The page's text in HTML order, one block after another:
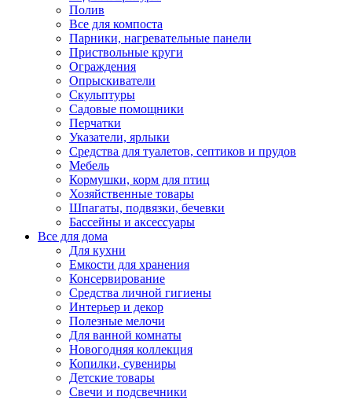
Полив
Все для компоста
Парники, нагревательные панели
Приствольные круги
Ограждения
Опрыскиватели
Скульптуры
Садовые помощники
Перчатки
Указатели, ярлыки
Средства для туалетов, септиков и прудов
Мебель
Кормушки, корм для птиц
Хозяйственные товары
Шпагаты, подвязки, бечевки
Бассейны и аксессуары
Все для дома
Для кухни
Емкости для хранения
Консервирование
Средства личной гигиены
Интерьер и декор
Полезные мелочи
Для ванной комнаты
Новогодняя коллекция
Копилки, сувениры
Детские товары
Свечи и подсвечники